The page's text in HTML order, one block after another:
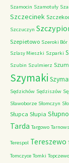
Szamocin Szamotuły
Szczecinek
Szczuczyn
Szepietowo Szeroki Bór
Szlasy Mieszki Szparki
Szubin Szulmierz
Szymaki
Sędzichów Sędziszów
Sławoborze Słomczyn
Słupca Słupia Słupno
Tarda Targowo
Terespol Tereszewo
Tomczyce Tomki Topczewo